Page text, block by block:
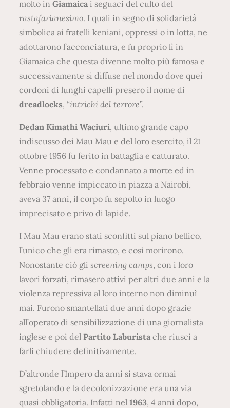
molto inGiamaica i seguaci del culto del
rastafarianesimo. I quali in segno di solidarietà
simbolica ai fratelli keniani, oppressi o in lotta, ne
adottarono l’acconciatura, e fu proprio lì in
Giamaica che questa divenne molto più famosa e
successivamente si diffuse nel mondo dove quei
cordoni di lunghi capelli presero il nome di
dreadlocks, “intrichi del terrore”.
Dedan Kimathi Waciuri, ultimo grande capo
indiscusso dei Mau Mau e del loro esercito, il 21
ottobre 1956 fu ferito in battaglia e catturato.
Venne processato e condannato a morte ed in
febbraio venne impiccato in piazza a Nairobi,
aveva 37 anni, il corpo fu sepolto in luogo
imprecisato e privo di lapide.
I Mau Mau erano stati sconfitti sul piano bellico,
l’unico che gli era rimasto, e così morirono.
Nonostante ciò gliscreening camps, con i loro
lavori forzati, rimasero attivi per altri due anni e la
violenza repressiva al loro interno non diminuì
mai. Furono smantellati due anni dopo grazie
all’operato di sensibilizzazione di una giornalista
inglese e poi delPartito Laburista che riuscì a
farli chiudere definitivamente.
D’altronde l’Impero da anni si stava ormai
sgretolando e la decolonizzazione era una via
quasi obbligatoria. Infatti nel 1963, 4 anni dopo,